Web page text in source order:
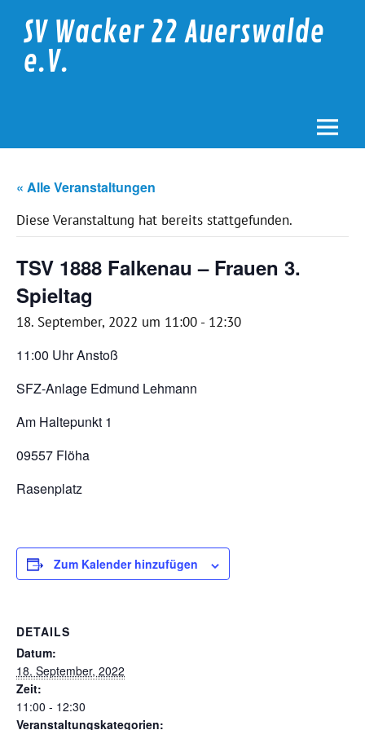
contentSV Wacker 22 Auerswalde
e.V.
« Alle Veranstaltungen
Diese Veranstaltung hat bereits stattgefunden.
TSV 1888 Falkenau – Frauen 3.
Spieltag
18. September, 2022 um 11:00 - 12:30
11:00 Uhr Anstoß
SFZ-Anlage Edmund Lehmann
Am Haltepunkt 1
09557 Flöha
Rasenplatz
Zum Kalender hinzufügen
DETAILS
Datum:
18. September, 2022
Zeit:
11:00 - 12:30
Veranstaltungskategorien: